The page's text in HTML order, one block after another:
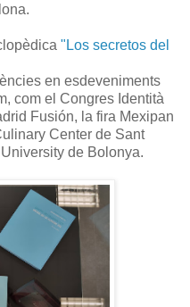
"Los secretos del
en esdeveniments
com el Congres Identità
Fusión, la fira Mexipan
Center de Sant
de Bolonya.